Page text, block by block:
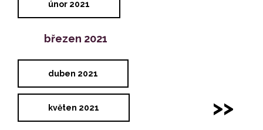
únor 2021
březen 2021
duben 2021
květen 2021 >>